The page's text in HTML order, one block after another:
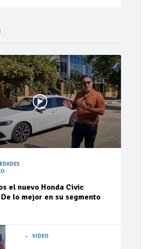
el nuevo Honda Civic
lo mejor en su segmento
VIDEO